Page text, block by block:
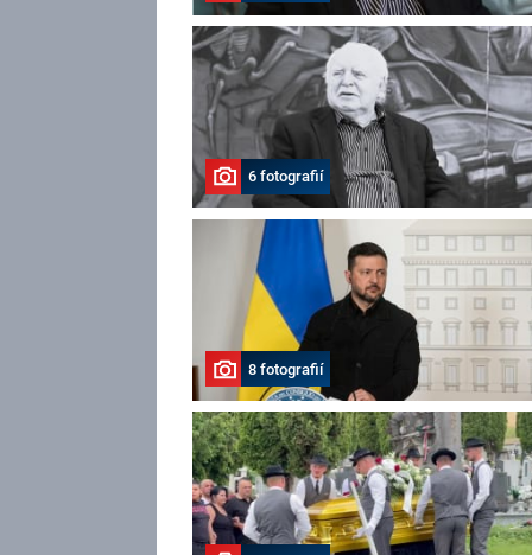
6 fotografií
8 fotografií